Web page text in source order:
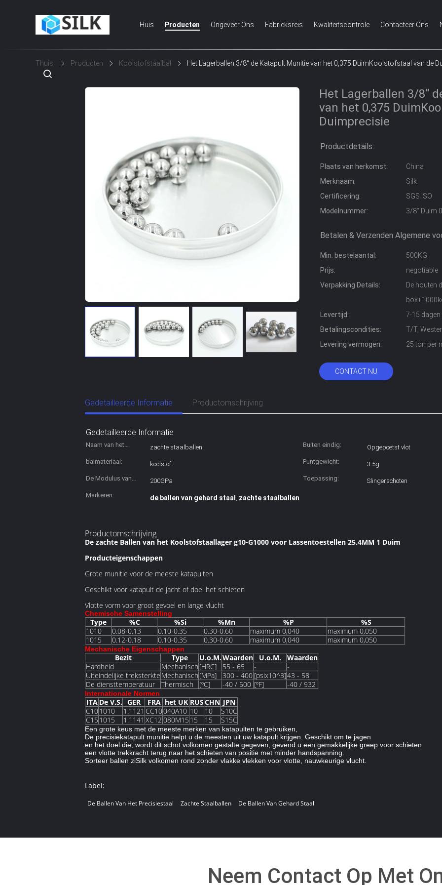
Huis Producten Ongeveer Ons Fabrieksreis Kwaliteitscontrole Contacteer Ons
Thuis Producten Koolstofstaalbal Het Lagerballen 3/8“ de Katapult Munitie van het 0,375 DuimKoolstofstaal van de
Het Lagerballen 3/8“
van het 0,375
Duimprecisie
Productdetails:
Plaats van herkomst:
China
Merknaam:
Silk
Certificering:
SGS ISO
Modelnummer:
3/8“ Duim
Betalen & Verzenden Algemene
Min. bestelaantal:
500KG
Prijs:
negotiable
Verpakking Details:
De houten
Levertijd:
7-15 dagen
Betalingscondities:
T/T,
Levering vermogen:
25 ton per
CONTACT NU
Gedetailleerde Informatie Productomschrijving
Gedetailleerde Informatie
Naam van het
zachte staalballen Buiten eindig:
Opgepoetst vlot
balmateriaal:
koolstof Puntgewicht:
3.5g
De Modulus van
200GPa Toepassing:
Slingerschoten
Markeren:
de ballen van gehard staal , zachte staalballen
Productomschrijving
De zachte Ballen van het Koolstofstaallager g10-G1000 voor Lassentoestellen 25.4MM 1 Duim
Producteigenschappen
Grote munitie voor de meeste katapulten
Geschikt voor katapult de jacht of doel het schieten
Vlotte vorm voor groot gevoel en lange vlucht
Chemische Samenstelling
Type %C %Si %Mn %P
%S
1010
0.08-0.13 0.10-0.35 0.30-0.60 maximum 0,040
maximum 0,050
1015
0.12-0.18 0.10-0.35 0.30-0.60 maximum 0,040 maximum 0,050
Mechanische Eigenschappen
Bezit Type U.o.M.Waarden U.o.M.
Waarden
Hardheid
Mechanisch [HRC] 55 - 65 -
-
Uiteindelijke treksterkte Mechanisch [MPa] 300 - 400 [psix10^3]43 - 58
De diensttemperatuur
Thermisch [ºC] -40 / 500 [ºF] -40 / 932
Internationale Normen
ITA De V.S. GER FRA het UK RUSCHN JPN
C101010 1.1121 CC10040A10 10 10
S10C
C15 1015 1.1141 XC12 080M15 15 15 S15C
Een grote keus met de meeste merken van katapulten te gebruiken,
De precisiekatapult munitie helpt u de meesten uit uw katapult krijgen. Geschikt om te jagen
en het doel die, wordt dit schot volkomen gestalte gegeven, gevend u een gemakkelijke greep voor schieten
een vlotte trekkracht terug naar het schieten van positie met minder handspanning.
Sorteer ballen ziSilk volkomen rond zonder vlakke vlekken voor vlotte, nauwkeurige vlucht.
Label:
De Ballen Van Het Precisiestaal Zachte Staalballen De Ballen Van Gehard Staal
Neem Contact Op Met